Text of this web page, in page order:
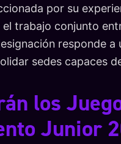
por su
el trabajo conjunto
responde
sedes capaces
los
Junior